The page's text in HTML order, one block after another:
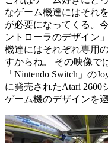
なゲーム機達にはそれ
が必要になってくる。
ントローラのデザイン
機達にはそれぞれ専用
すからね。 その映像で
「Nintendo Switch」の
に発売されたAtari
ゲーム機のデザインを